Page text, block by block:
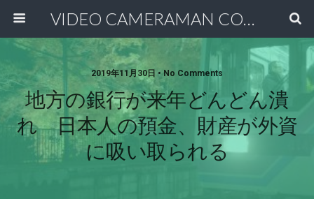
VIDEO CAMERAMAN COMMUNITY
2019年11月30日 • No Comments
地方の銀行が来年どんどん潰
れ 日本人の預金、財産が外資
に吸い取られる